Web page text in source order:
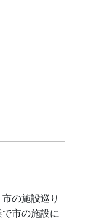
の施設巡り
市の施設に